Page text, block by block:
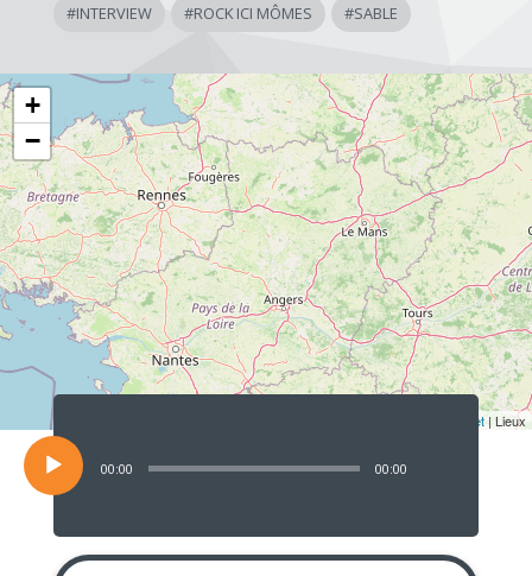
#INTERVIEW #ROCK ICI MÔMES #SABLE
+
−
Leaflet | Lieux
Lecteur
audio
00:00 00:00